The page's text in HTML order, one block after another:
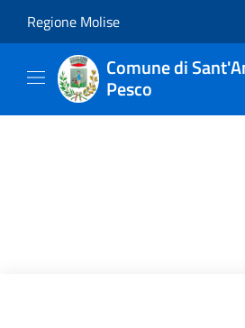
Regione Molise
Comune di
Pesco